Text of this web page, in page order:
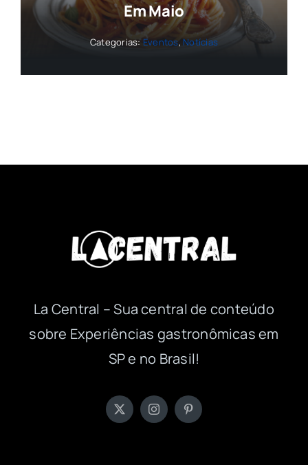
Em Maio
Categorias: Eventos,Notícias
La Central – Sua central de conteúdo
sobre Experiências gastronômicas em
SP e no Brasil!